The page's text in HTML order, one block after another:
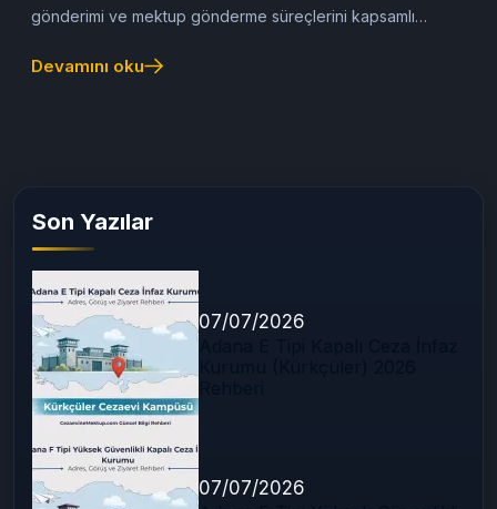
gönderimi ve mektup gönderme süreçlerini kapsamlı
Devamını oku
Son Yazılar
07/07/2026
07/07/2026